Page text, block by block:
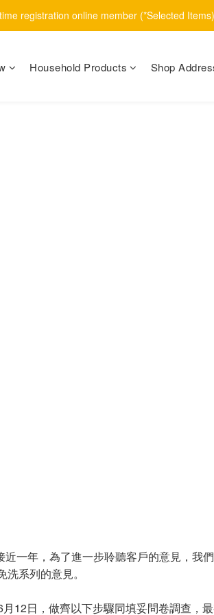
registration online member (*Selected Items)
Household Products Shop
一年，為了進一步聆聽客戶的意見，我
系列的意見。
12日，做齊以下步驟同填妥問卷調查，